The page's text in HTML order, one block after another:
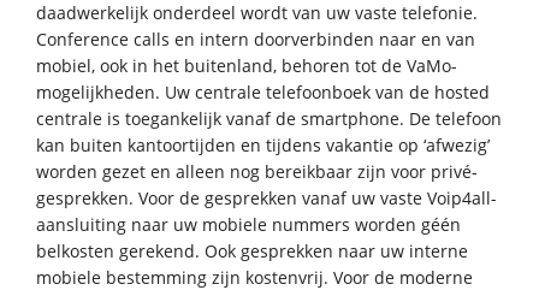
daadwerkelijk onderdeel wordt van uw vaste telefonie.
Conference calls en intern doorverbinden naar en van
mobiel, ook in het buitenland, behoren tot de VaMo-
mogelijkheden. Uw centrale telefoonboek van de hosted
centrale is toegankelijk vanaf de smartphone. De telefoon
kan buiten kantoortijden en tijdens vakantie op ‘afwezig’
worden gezet en alleen nog bereikbaar zijn voor privé-
gesprekken. Voor de gesprekken vanaf uw vaste Voip4all-
aansluiting naar uw mobiele nummers worden géén
belkosten gerekend. Ook gesprekken naar uw interne
mobiele bestemming zijn kostenvrij. Voor de moderne